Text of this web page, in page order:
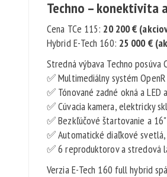
Techno – konektivita
Cena TCe 115: 20 200 €
Hybrid E-Tech 160: 25 000 €
Stredná výbava Techno
✅ Multimediálny systém
✅ Tónované zadné okná a
✅ Cúvacia kamera, elektricky
✅ Bezkľúčové štartovanie a
✅ Automatické diaľkové
✅ 6 reproduktorov a stredová
Verzia E-Tech 160 full hybrid